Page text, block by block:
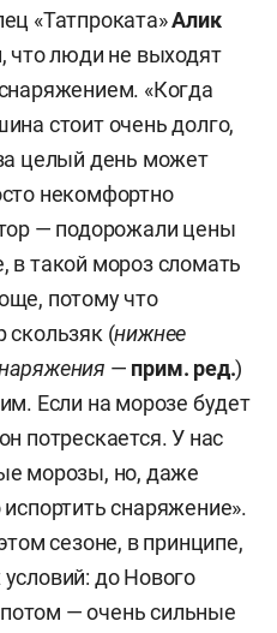
«Татпроката»Алик
что люди не выходят
«Когда
стоит очень долго,
целый день может
некомфортно
— подорожали цены
такой мороз сломать
потому что
скользяк (нижнее
— прим. ред.)
Если на морозе будет
потрескается. У нас
морозы, но, даже
снаряжение».
сезоне, в принципе,
до Нового
потом — очень сильные